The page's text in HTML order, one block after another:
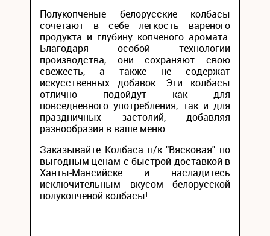
Полукопченые белорусские колбасы
сочетают в себе легкость вареного
продукта и глубину копченого аромата.
Благодаря особой технологии
производства, они сохраняют свою
свежесть, а также не содержат
искусственных добавок. Эти колбасы
отлично подойдут как для
повседневного употребления, так и для
праздничных застолий, добавляя
разнообразия в ваше меню.
Заказывайте Колбаса п/к "Вясковая" по
выгодным ценам с быстрой доставкой в
Ханты-Мансийске и насладитесь
исключительным вкусом белорусской
полукопченой колбасы!